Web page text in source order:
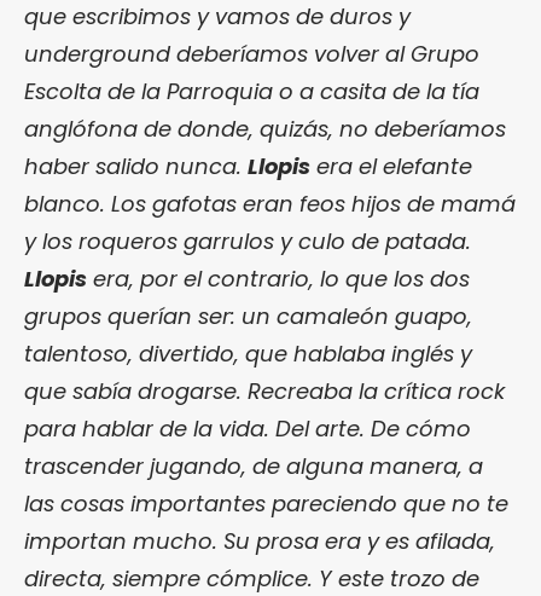
que escribimos y vamos de duros y
underground deberíamos volver al Grupo
Escolta de la Parroquia o a casita de la tía
anglófona de donde, quizás, no deberíamos
haber salido nunca. Llopis era el elefante
blanco. Los gafotas eran feos hijos de mamá
y los roqueros garrulos y culo de patada.
Llopis era, por el contrario, lo que los dos
grupos querían ser: un camaleón guapo,
talentoso, divertido, que hablaba inglés y
que sabía drogarse. Recreaba la crítica rock
para hablar de la vida. Del arte. De cómo
trascender jugando, de alguna manera, a
las cosas importantes pareciendo que no te
importan mucho. Su prosa era y es afilada,
directa, siempre cómplice. Y este trozo de